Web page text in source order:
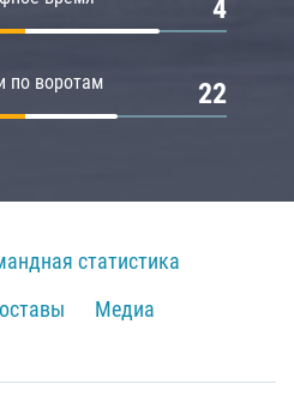
4
по воротам 22
статистика
Медиа